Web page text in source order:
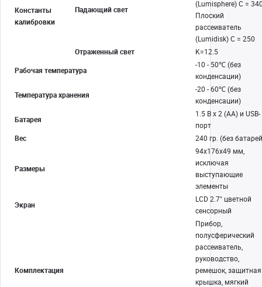
Константы
калибровки
Падающий свет
(Lumisphere) C =
Плоский
рассеиватель
(Lumidisk) C = 250
Отраженный свет
K=12.5
Рабочая температура
-10 - 50℃ (без
конденсации)
Температура хранения
-20 - 60℃ (без
конденсации)
Батарея
1.5 В x 2 (AA) и USB-
порт
Вес
240 гр. (без
Размеры
94x176x49 мм,
исключая
выступающие
элементы
Экран
LCD 2.7" цветной
сенсорный
Комплектация
Прибор,
полусферический
рассеиватель,
руководство,
ремешок, защитная
крышка, мягкий